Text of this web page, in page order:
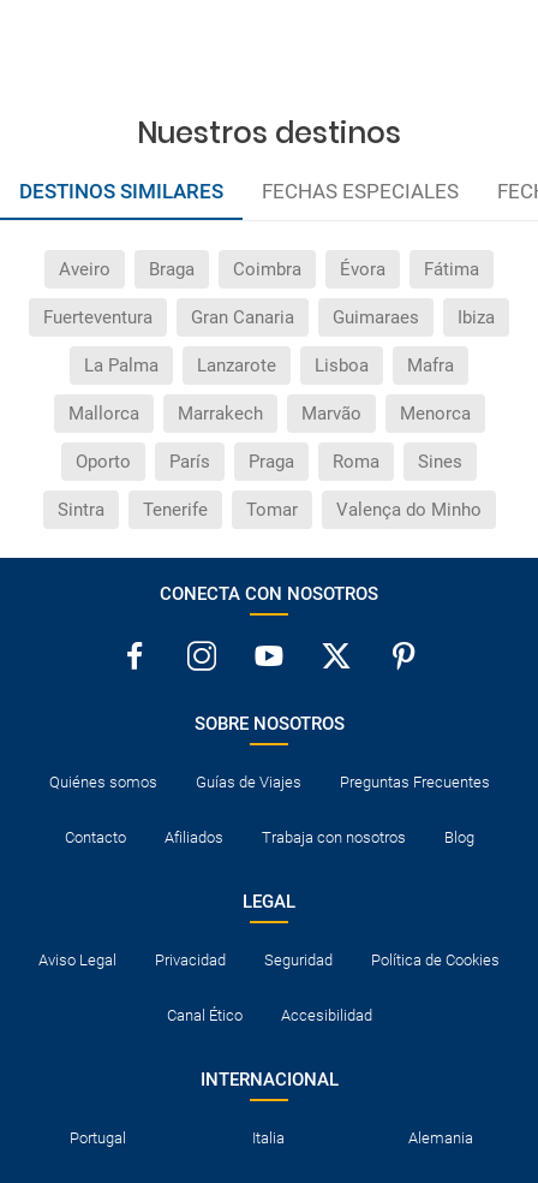
Quedan excluidos los productos de terceros de esta
Las condiciones de esta campaña sólo serán aplicables
durante la vigencia de la misma. Las posibles
quedan excluidas de las condiciones de promoción
Nuestros destinos
DESTINOS SIMILARES FECHAS ESPECIALES
Aveiro Braga Coimbra Évora Fátima
Fuerteventura Gran Canaria Guimaraes Ibiza
La Palma Lanzarote Lisboa Mafra
Mallorca Marrakech Marvão Menorca
Oporto París Praga Roma Sines
Sintra Tenerife Tomar Valença do Minho
CONECTA CON NOSOTROS
SOBRE NOSOTROS
Quiénes somos Guías de Viajes Preguntas Frecuentes
Contacto Afiliados Trabaja con nosotros Blog
LEGAL
Aviso Legal Privacidad Seguridad Política de Cookies
Canal Ético Accesibilidad
INTERNACIONAL
Portugal Italia Alemania